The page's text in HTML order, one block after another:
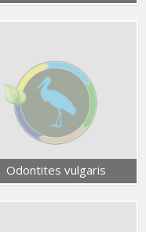
Odontites vulgaris